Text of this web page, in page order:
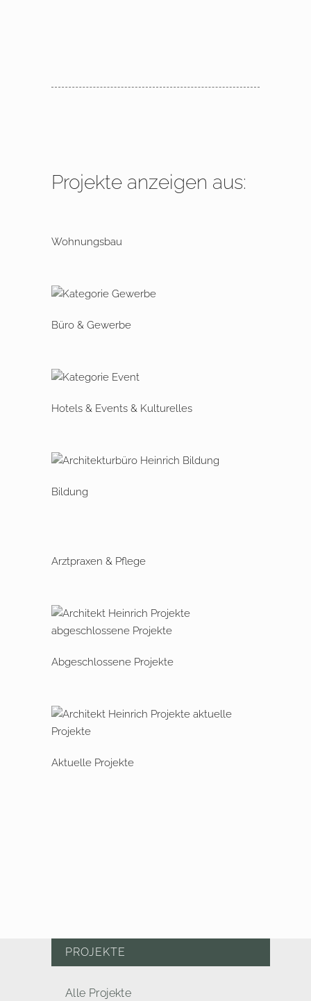
Projekte anzeigen aus:
Wohnungsbau
Büro & Gewerbe
Hotels & Events & Kulturelles
Bildung
Arztpraxen & Pflege
Abgeschlossene Projekte
Aktuelle Projekte
PROJEKTE
Alle Projekte